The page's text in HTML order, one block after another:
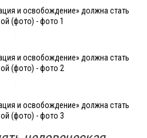
и освобождение» должна стать
(фото) - фото 1
и освобождение» должна стать
(фото) - фото 2
и освобождение» должна стать
(фото) - фото 3